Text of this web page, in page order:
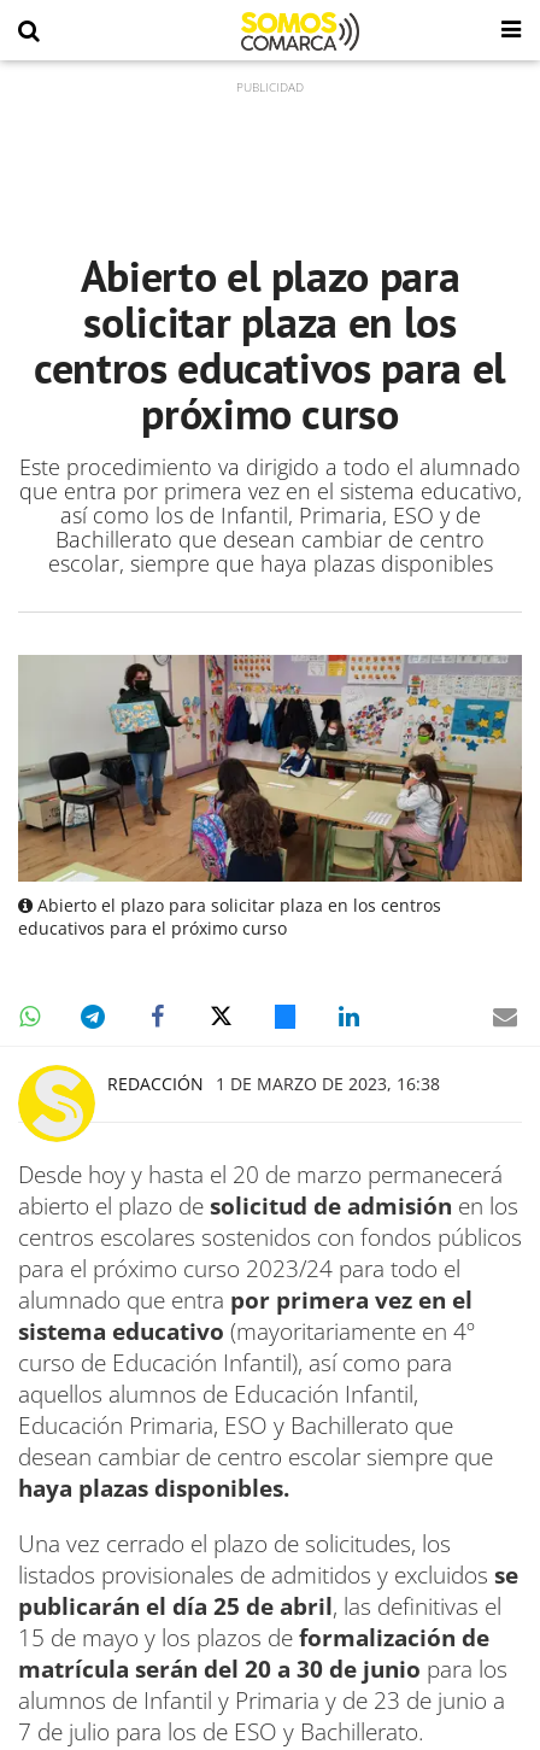
Abierto el plazo para
solicitar plaza en los
centros educativos para el
próximo curso
Este procedimiento va dirigido a todo el alumnado
que entra por primera vez en el sistema educativo,
así como los de Infantil, Primaria, ESO y de
Bachillerato que desean cambiar de centro
escolar, siempre que haya plazas disponibles
Abierto el plazo para solicitar plaza en los centros
educativos para el próximo curso
REDACCIÓN 1 DE MARZO DE 2023, 16:38
Desde hoy y hasta el 20 de marzo permanecerá
abierto el plazo desolicitud de admisión en los
centros escolares sostenidos con fondos públicos
para el próximo curso 2023/24 para todo el
alumnado que entra por primera vez en el
sistema educativo (mayoritariamente en 4º
curso de Educación Infantil), así como para
aquellos alumnos de Educación Infantil,
Educación Primaria, ESO y Bachillerato que
desean cambiar de centro escolar siempre que
haya plazas disponibles.
Una vez cerrado el plazo de solicitudes, los
listados provisionales de admitidos y excluidos se
publicarán el día 25 de abril, las definitivas el
15 de mayo y los plazos deformalización de
matrícula serán del 20 a 30 de junio para los
alumnos de Infantil y Primaria y de 23 de junio a
7 de julio para los de ESO y Bachillerato.